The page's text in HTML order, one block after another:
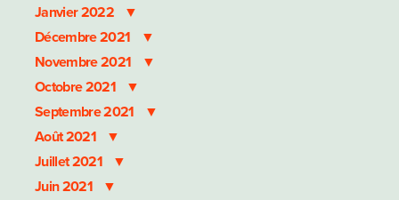
Janvier 2022
Décembre 2021
Novembre 2021
Octobre 2021
Septembre 2021
Août 2021
Juillet 2021
Juin 2021